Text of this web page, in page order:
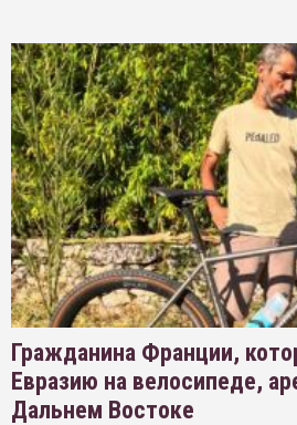
Гражданина Франции,
Евразию на велосипеде,
Дальнем Востоке